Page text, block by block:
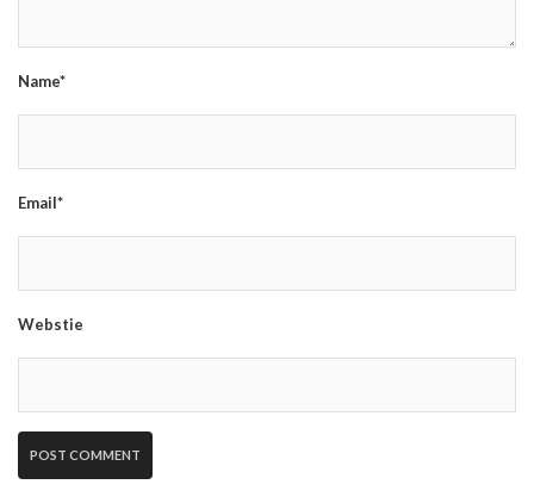
Name*
Email*
Webstie